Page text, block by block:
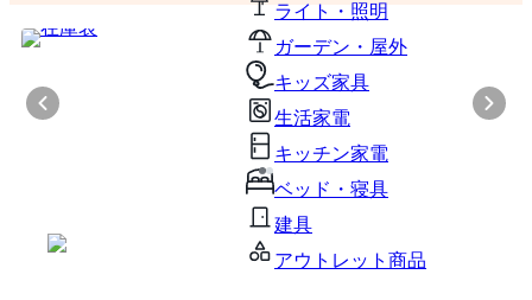
ライト・照明
ガーデン・屋外
キッズ家具
生活家電
キッチン家電
ベッド・寝具
建具
アウトレット商品